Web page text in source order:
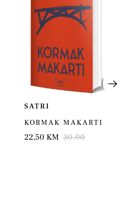
SATRI
KORMAK MAKARTI
22,50 KM 30.00